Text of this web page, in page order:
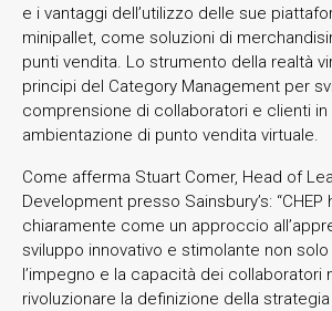
e i vantaggi dell’utilizzo delle sue
minipallet, come soluzioni di
punti vendita. Lo strumento della realtà
principi del Category Management per
comprensione di collaboratori e clienti in
ambientazione di punto vendita virtuale.
Come afferma Stuart Comer, Head of
Development presso Sainsbury’s:
chiaramente come un approccio
sviluppo innovativo e stimolante non
l’impegno e la capacità dei collaboratori
rivoluzionare la definizione della